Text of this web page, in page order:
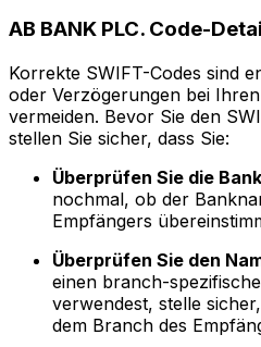
AB BANK PLC. Code-
Korrekte SWIFT-Codes sind
oder Verzögerungen bei
vermeiden. Bevor Sie den
stellen Sie sicher, dass Sie:
Überprüfen Sie die
nochmal, ob der
Empfängers
Überprüfen Sie den
einen branch-
verwendest, stelle
dem Branch des